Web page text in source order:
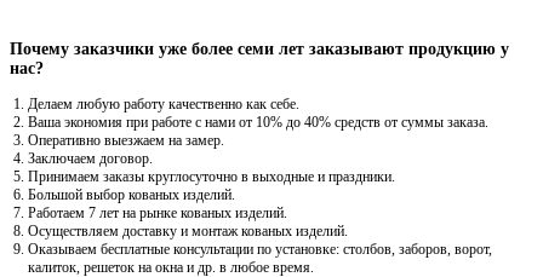
Почему заказчики уже более семи лет заказывают продукцию у
нас?
Делаем любую работу качественно как себе.
Ваша экономия при работе с нами от 10% до 40% средств от суммы заказа.
Оперативно выезжаем на замер.
Заключаем договор.
Принимаем заказы круглосуточно в выходные и праздники.
Большой выбор кованых изделий.
Работаем 7 лет на рынке кованых изделий.
Осуществляем доставку и монтаж кованых изделий.
Оказываем бесплатные консультации по установке: столбов, заборов, ворот,
калиток, решеток на окна и др. в любое время.